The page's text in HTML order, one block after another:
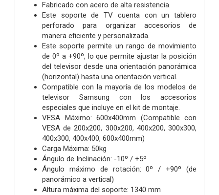
Fabricado con acero de alta resistencia.
Este soporte de TV cuenta con un tablero
perforado para organizar accesorios de
manera eficiente y personalizada.
Este soporte permite un rango de movimiento
de 0º a +90º, lo que permite ajustar la posición
del televisor desde una orientación panorámica
(horizontal) hasta una orientación vertical.
Compatible con la mayoría de los modelos de
televisor Samsung con los accesorios
especiales que incluye en el kit de montaje.
VESA Máximo: 600x400mm (Compatible con
VESA de 200x200, 300x200, 400x200, 300x300,
400x300, 400x400, 600x400mm)
Carga Máxima: 50kg
Ángulo de Inclinación: -10º / +5º
Ángulo máximo de rotación: 0º / +90º (de
panorámico a vertical)
Altura máxima del soporte: 1340 mm